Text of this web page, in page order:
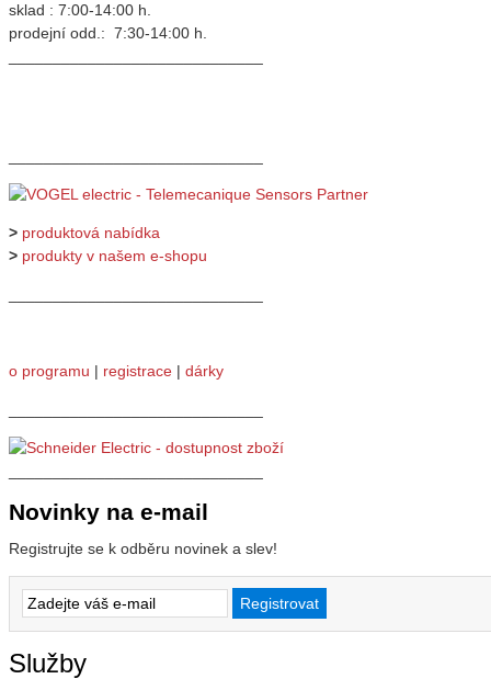
sklad : 7:00-14:00 h.
prodejní odd.: 7:30-14:00 h.
> produktová nabídka
> produkty v našem e-shopu
o programu | registrace | dárky
Novinky na e-mail
Registrujte se k odběru novinek a slev!
Služby